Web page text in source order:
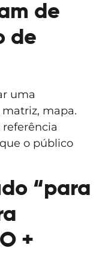
de
de
uma
matriz, mapa.
o público
“para
+